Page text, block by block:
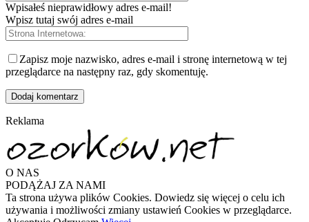
Wpisałeś nieprawidłowy adres e-mail!
Wpisz tutaj swój adres e-mail
Zapisz moje nazwisko, adres e-mail i stronę internetową w tej
przeglądarce na następny raz, gdy skomentuję.
Reklama
O NAS
PODĄŻAJ ZA NAMI
Ta strona używa plików Cookies. Dowiedz się więcej o celu ich
używania i możliwości zmiany ustawień Cookies w przeglądarce.